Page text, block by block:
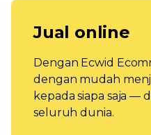
Jual online
Dengan Ecwid
dengan mudah
kepada siapa saja —
seluruh dunia.